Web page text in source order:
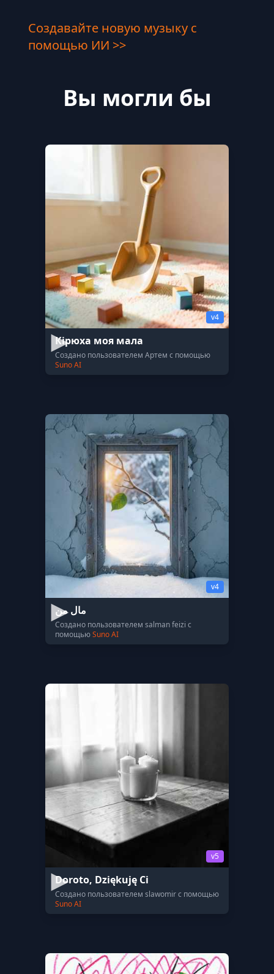
Создавайте новую музыку с
помощью ИИ >>
Вы могли бы
v4
Кірюха моя мала
Создано пользователем Артем с помощью
Suno AI
v4
مال من
Создано пользователем salman feizi с
помощьюSuno AI
v5
Doroto, Dziękuję Ci
Создано пользователем slawomir с помощью
Suno AI